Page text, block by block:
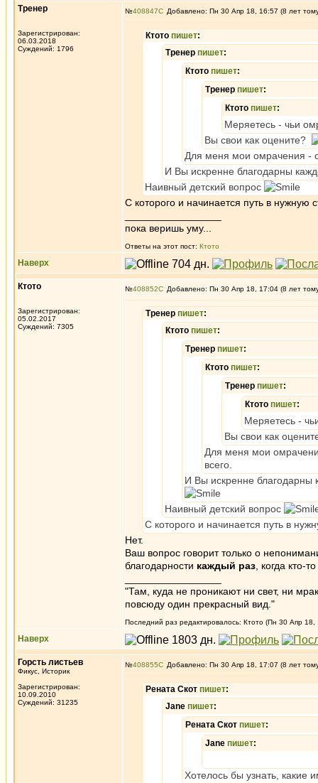
Тренер
Зарегистрирован:
06.03.2018
Суждений: 1796
№408847 Добавлено: Пн 30 Апр 18, 16:57 (8 лет
Ктото пишет:
Тренер пишет:
Ктото пишет:
Тренер пишет:
Ктото пишет:
Меряетесь - чьи
Вы свои как оцените?
Для меня мои омрачения -
И Вы искренне благодарны
Наивный детский вопрос
С которого и начинается путь в нужную
пока веришь уму...
Ответы на этот пост: Ктото
Наверх
Ктото
Зарегистрирован:
05.02.2017
Суждений: 7305
№408852 Добавлено: Пн 30 Апр 18, 17:04 (8 лет
Тренер пишет:
Ктото пишет:
Тренер пишет:
Ктото пишет:
Тренер пишет:
Ктото пишет:
Меряетесь -
Вы свои как
Для меня мои
всего.
И Вы искренне благодарны
Наивный детский вопрос
С которого и начинается путь в
Нет.
Ваш вопрос говорит только о
благодарности каждый раз , когда кто-
"Там, куда не проникают ни свет, ни
повсюду один прекрасный вид."
Последний раз редактировалось: Ктото (Пн 30 Апр 18,
Наверх
Горсть листьев
Фикус, Историк
Зарегистрирован:
10.09.2010
Суждений: 31235
№408855 Добавлено: Пн 30 Апр 18, 17:07 (8 лет
Рената Скот пишет:
Jane пишет:
Рената Скот пишет:
Jane пишет:
Хотелось бы узнать,